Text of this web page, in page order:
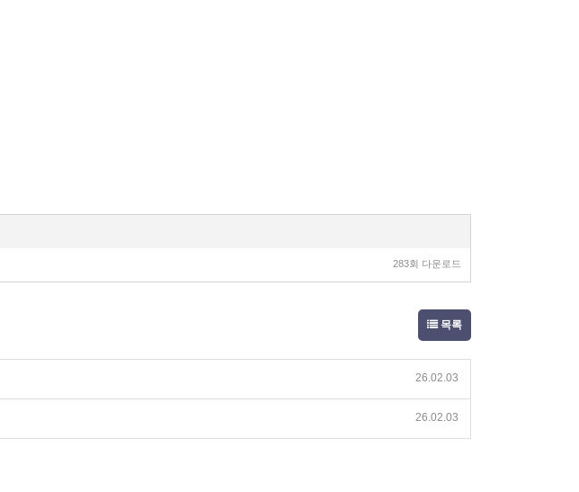
283회 다운로드
목록
26.02.03
26.02.03